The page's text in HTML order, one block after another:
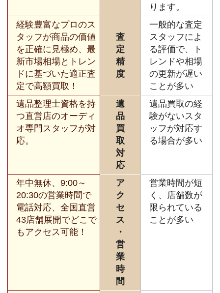
ります。
経験豊富なプロのス
タッフが商品の価値
を正確に見極め、最
新市場相場とトレン
ドに基づいた適正査
定で高額買取！
査
定
精
度
一般的な査定
スタッフによ
る評価で、ト
レンドや相場
の更新が遅い
ことが多い
遺品整理士資格を持
つ直営店のオーディ
オ専門スタッフが対
応。
遺
品
買
取
対
応
遺品買取の経
験がないスタ
ッフが対応す
る場合が多い
年中無休、9:00～
20:30の営業時間で
電話対応、全国直営
43店舗展開でどこで
もアクセス可能！
ア
ク
セ
ス
・
営
業
時
間
営業時間が短
く、店舗数が
限られている
ことが多い